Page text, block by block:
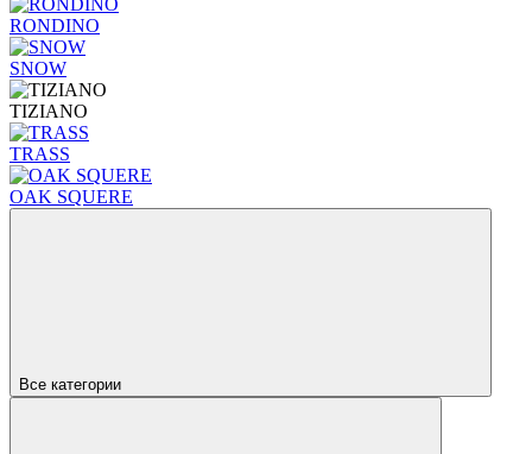
RONDINO
SNOW
TIZIANO
TRASS
OAK SQUERE
Все категории